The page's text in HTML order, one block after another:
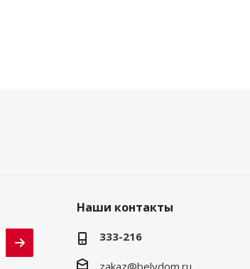
Наши контакты
333-216
zakaz@belydom.ru